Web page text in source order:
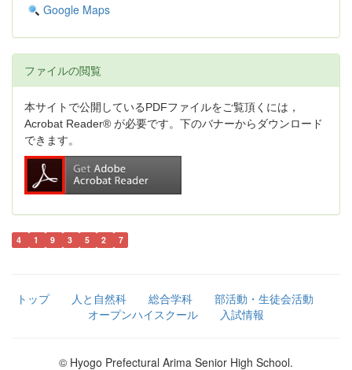
Google Maps
ファイルの閲覧
本サイトで公開しているPDFファイルをご覧頂くには，
Acrobat Reader® が必要です。下のバナーからダウンロード
できます。
4 1 9 3 5 2 7
トップ 人と自然科 総合学科
部活動・生徒会活動
オープンハイスクール
入試情報
© Hyogo Prefectural Arima Senior High School.